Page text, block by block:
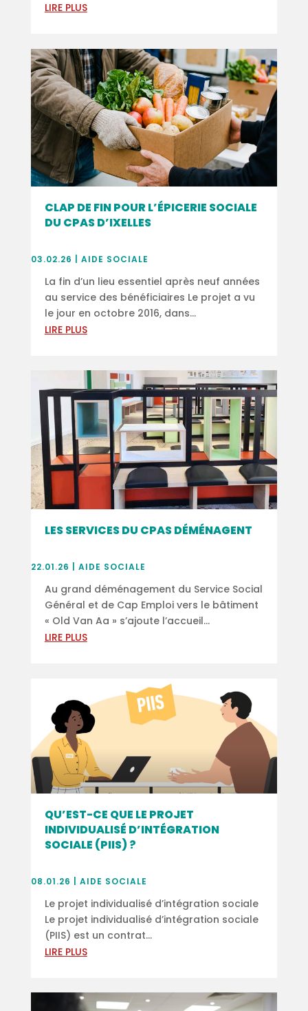
LIRE PLUS
CLAP DE FIN POUR L’ÉPICERIE SOCIALE
DU CPAS D’IXELLES
03.02.26 AIDE SOCIALE
La fin d’un lieu essentiel après neuf années
au service des bénéficiaires Le projet a vu
le jour en octobre 2016, dans...
LIRE PLUS
LES SERVICES DU CPAS DÉMÉNAGENT
22.01.26 AIDE SOCIALE
Au grand déménagement du Service Social
Général et de Cap Emploi vers le bâtiment
« Old Van Aa » s’ajoute l’accueil...
LIRE PLUS
QU’EST-CE QUE LE PROJET
INDIVIDUALISÉ D’INTÉGRATION
SOCIALE (PIIS) ?
08.01.26 AIDE SOCIALE
Le projet individualisé d’intégration sociale
Le projet individualisé d’intégration sociale
(PIIS) est un contrat...
LIRE PLUS